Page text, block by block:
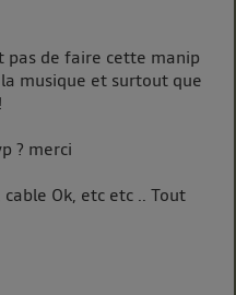
pas de faire cette manip
musique et surtout que
? merci
Ok, etc etc .. Tout
foyer ayant consentis.
retirer ce consentement
.